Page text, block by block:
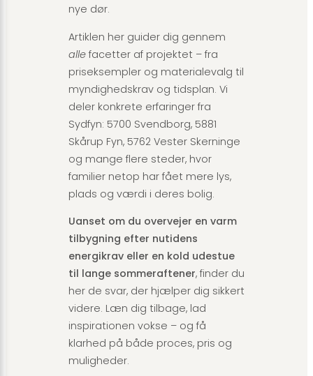
nye dør.
Artiklen her guider dig gennem
allefacetter af projektet – fra
priseksempler og materiale­valg til
myndigheds­krav og tidsplan. Vi
deler konkrete erfaringer fra
Sydfyn: 5700 Svendborg, 5881
Skårup Fyn, 5762 Vester Skerninge
og mange flere steder, hvor
familier netop har fået mere lys,
plads og værdi i deres bolig.
Uanset om du overvejer en varm
tilbygning efter nutidens
energikrav eller en kold udestue
til lange sommeraftener, finder du
her de svar, der hjælper dig sikkert
videre. Læn dig tilbage, lad
inspirationen vokse – og få
klarhed på både proces, pris og
muligheder.